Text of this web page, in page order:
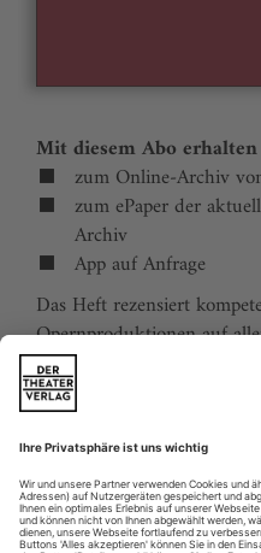
Mit diesem Abo erhalten
zum Online-Archiv
zum ePaper der
Archiv
App auf Anfrage
Das Heft rezensiert
Opernproduktionen auf
zeigt die Welt hinter der
verfolgt die Kulturpolitik.
behandeln die Geschichte
Komponisten und die
internationalen
animiert zu Opernreisen in
Sie erhalten Zugang zum